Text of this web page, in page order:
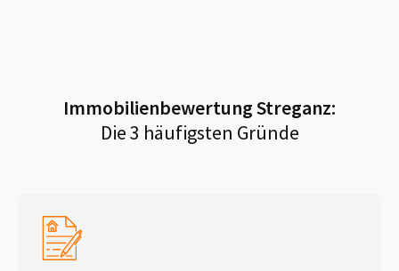
ImmobilienbewertungStreganz:
Die 3 häufigsten Gründe